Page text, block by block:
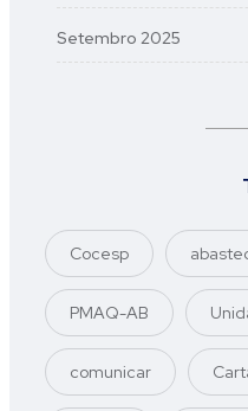
Setembro 2025
Cocesp
PMAQ-AB
comunicar